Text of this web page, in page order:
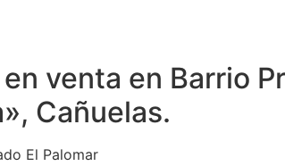
venta en Barrio
Cañuelas.
El Palomar